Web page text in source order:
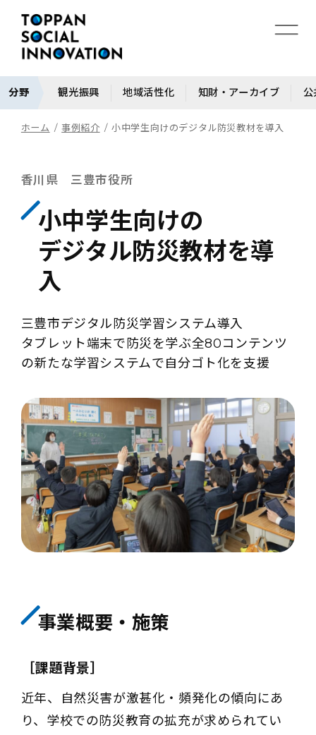
分野 観光振興 地域活性化 知財・アーカイブ
ホーム 事例紹介 小中学生向けのデジタル防災教材を導入
香川県 三豊市役所
小中学生向けの
デジタル防災教材を導
入
三豊市デジタル防災学習システム導入
タブレット端末で防災を学ぶ全80コンテンツ
の新たな学習システムで自分ゴト化を支援
事業概要・施策
［課題背景］
近年、自然災害が激甚化・頻発化の傾向にあ
り、学校での防災教育の拡充が求められてい